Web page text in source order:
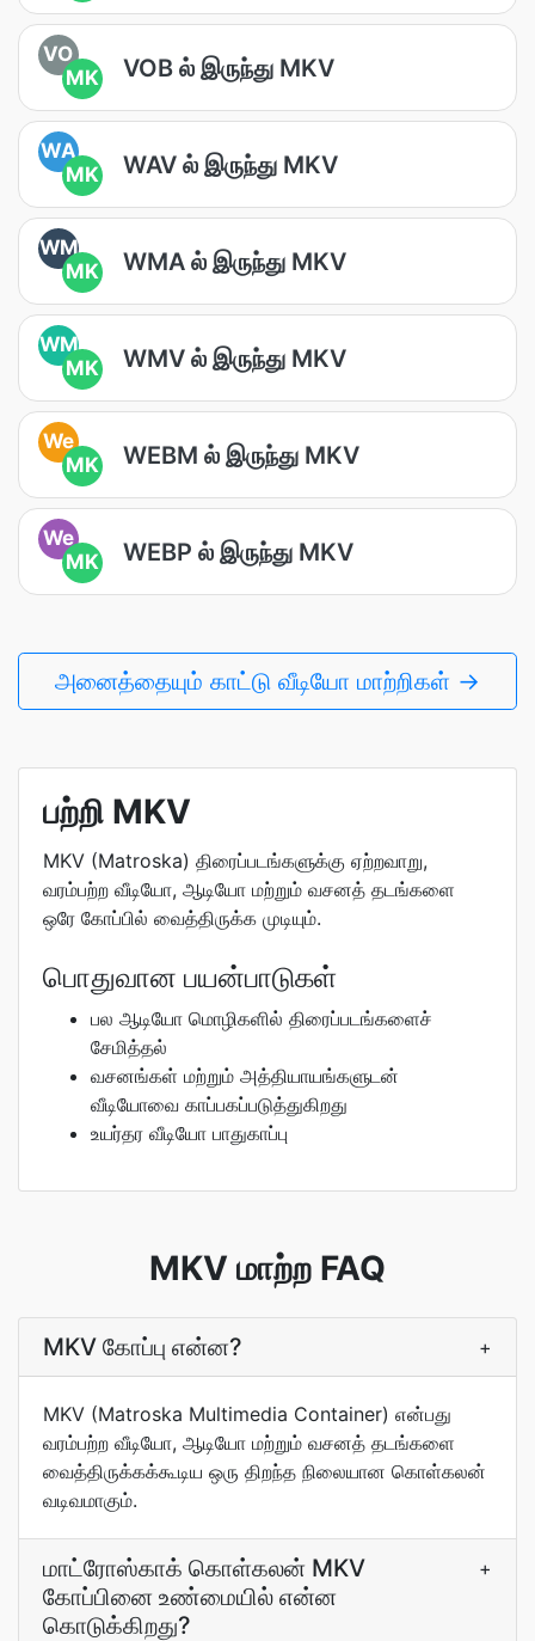
VO
MK
VOB ல் இருந்து MKV
WA
MK
WAV ல் இருந்து MKV
WM
MK
WMA ல் இருந்து MKV
WM
MK
WMV ல் இருந்து MKV
We
MK
WEBM ல் இருந்து MKV
We
MK
WEBP ல் இருந்து MKV
அனைத்தையும் காட்டு வீடியோ மாற்றிகள் →
பற்றி MKV
MKV (Matroska) திரைப்படங்களுக்கு ஏற்றவாறு,
வரம்பற்ற வீடியோ, ஆடியோ மற்றும் வசனத் தடங்களை
ஒரே கோப்பில் வைத்திருக்க முடியும்.
பொதுவான பயன்பாடுகள்
பல ஆடியோ மொழிகளில் திரைப்படங்களைச்
சேமித்தல்
வசனங்கள் மற்றும் அத்தியாயங்களுடன்
வீடியோவை காப்பகப்படுத்துகிறது
உயர்தர வீடியோ பாதுகாப்பு
MKV மாற்ற FAQ
MKV கோப்பு என்ன? +
MKV (Matroska Multimedia Container) என்பது
வரம்பற்ற வீடியோ, ஆடியோ மற்றும் வசனத் தடங்களை
வைத்திருக்கக்கூடிய ஒரு திறந்த நிலையான கொள்கலன்
வடிவமாகும்.
மாட்ரோஸ்காக் கொள்கலன் MKV
கோப்பினை உண்மையில் என்ன
கொடுக்கிறது?
+